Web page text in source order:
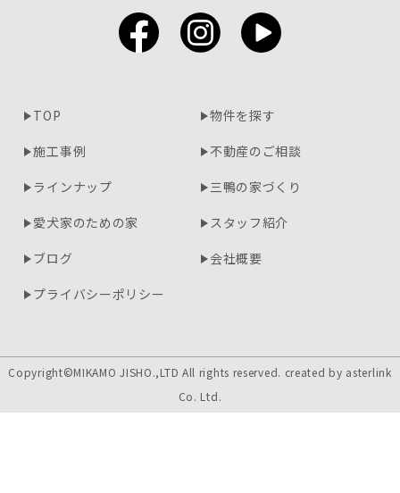
TOP
物件を探す
施工事例
不動産のご相談
ラインナップ
三鴨の家づくり
愛犬家のための家
スタッフ紹介
ブログ
会社概要
プライバシーポリシー
Copyright©MIKAMO JISHO.,LTD All rights reserved. created by asterlink
Co. Ltd.